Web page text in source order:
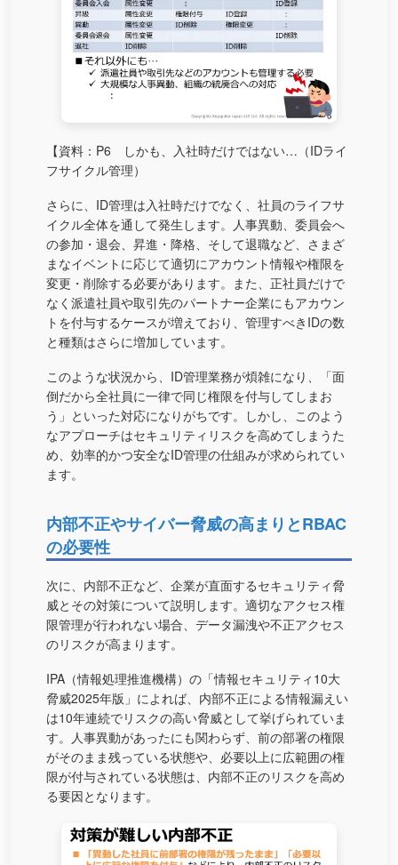
【資料：P6 しかも、入社時だけではない…（IDライ
フサイクル管理）
さらに、ID管理は入社時だけでなく、社員のライフサ
イクル全体を通して発生します。人事異動、委員会へ
の参加・退会、昇進・降格、そして退職など、さまざ
まなイベントに応じて適切にアカウント情報や権限を
変更・削除する必要があります。また、正社員だけで
なく派遣社員や取引先のパートナー企業にもアカウン
トを付与するケースが増えており、管理すべきIDの数
と種類はさらに増加しています。
このような状況から、ID管理業務が煩雑になり、「面
倒だから全社員に一律で同じ権限を付与してしまお
う」といった対応になりがちです。しかし、このよう
なアプローチはセキュリティリスクを高めてしまうた
め、効率的かつ安全なID管理の仕組みが求められてい
ます。
内部不正やサイバー脅威の高まりとRBAC
の必要性
次に、内部不正など、企業が直面するセキュリティ脅
威とその対策について説明します。適切なアクセス権
限管理が行われない場合、データ漏洩や不正アクセス
のリスクが高まります。
IPA（情報処理推進機構）の「情報セキュリティ10大
脅威2025年版」によれば、内部不正による情報漏えい
は10年連続でリスクの高い脅威として挙げられていま
す。人事異動があったにも関わらず、前の部署の権限
がそのまま残っている状態や、必要以上に広範囲の権
限が付与されている状態は、内部不正のリスクを高め
る要因となります。